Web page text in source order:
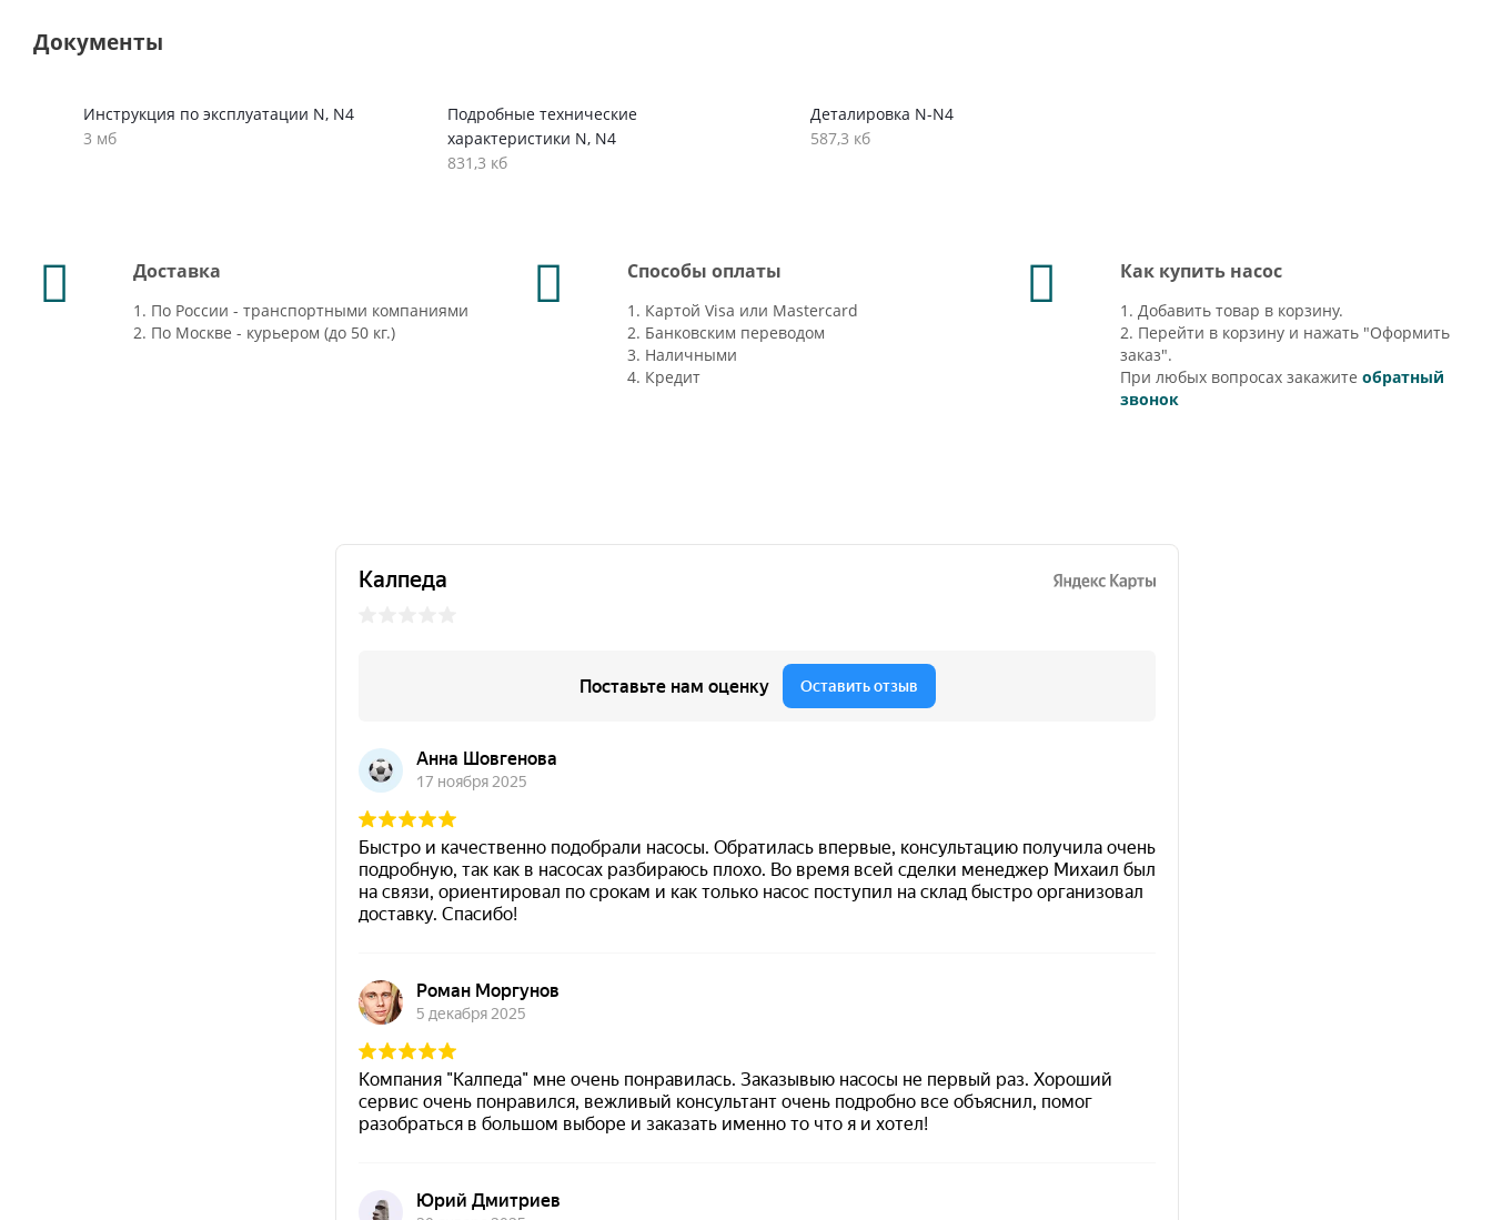
Документы
Инструкция по эксплуатации N, N4
3 мб
Подробные технические
характеристики N, N4
831,3 кб
Деталировка N-N4
587,3 кб
Доставка
1. По России - транспортными компаниями
2. По Москве - курьером (до 50 кг.)
Способы оплаты
1. Картой Visa или Mastercard
2. Банковским переводом
3. Наличными
4. Кредит
Как купить насос
1. Добавить товар в корзину.
2. Перейти в корзину и нажать "Оформить
заказ".
При любых вопросах закажитеобратный
звонок